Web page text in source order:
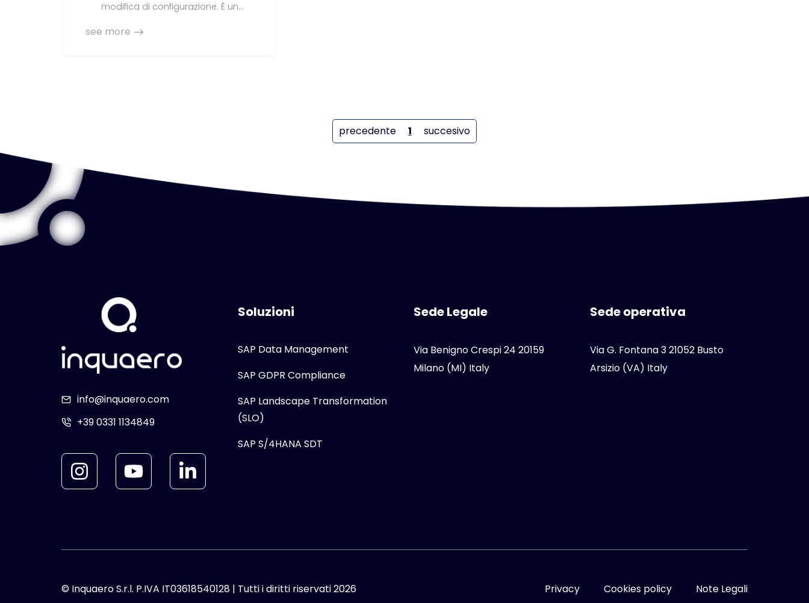
modifica di configurazione. È un
storici, chiusure periodiche e integrità
see more
precedente 1 succesivo
info@inquaero.com
+39 0331 1134849
Soluzioni
SAP Data Management
SAP GDPR Compliance
SAP Landscape Transformation
(SLO)
SAP S/4HANA SDT
Sede Legale
Via Benigno Crespi 24 20159
Milano (MI) Italy
Sede operativa
Via G. Fontana 3 21052 Busto
Arsizio (VA) Italy
Privacy Cookies policy Note Legali
© Inquaero S.r.l. P.IVA IT03618540128 | Tutti i diritti riservati 2026